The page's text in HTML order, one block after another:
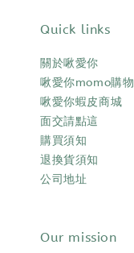
Quick links
關於啾愛你
啾愛你momo購物
啾愛你蝦皮商城
面交請點這
購買須知
退換貨須知
公司地址
Our mission